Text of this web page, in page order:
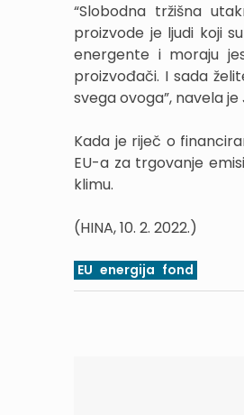
“Slobodna tržišna
proizvode je ljudi koji
energente i moraju
proizvođači. I sada
svega ovoga”, navela
Kada je riječ o
EU-a za trgovanje
klimu.
(HINA, 10. 2. 2022.)
EU energija fond